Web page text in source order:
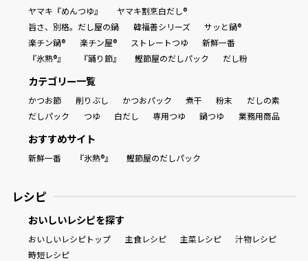
ヤマキ『めんつゆ』
ヤマキ割烹白だし®
旨さ、別格。だし屋の鍋
韓福善シリーズ
サッと鍋®
楽チン鍋®
楽チン屋® ストレートつゆ
新鮮一番
『氷熟®』
『踊り節』 鰹節屋のだしパック だし粉
カテゴリー一覧
かつお節 削りぶし かつおパック 煮干 粉末
だしの素
だしパック
つゆ 白だし 専用つゆ 鍋つゆ 業務用商品
おすすめサイト
新鮮一番 『氷熟®』 鰹節屋のだしパック
レシピ
おいしいレシピを探す
おいしいレシピトップ 主食レシピ 主菜レシピ
汁物レシピ
時短レシピ